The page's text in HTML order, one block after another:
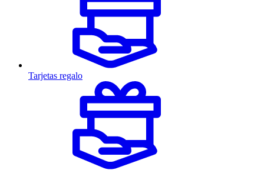
Tarjetas regalo